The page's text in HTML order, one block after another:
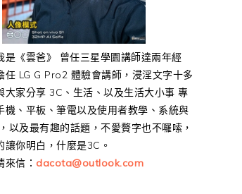
是《雲爸》 曾任三星學園講師達兩年經
任 LG G Pro2 體驗會講師，浸淫文字十多
大家分享 3C、生活、以及生活大小事 專
機、平板、筆電以及使用者教學、系統與
以及最有趣的話題，不愛贅字也不囉嗦，
讓你明白，什麼是3C。
來信： dacota@outlook.com